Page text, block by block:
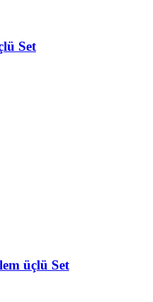
Set
üçlü Set